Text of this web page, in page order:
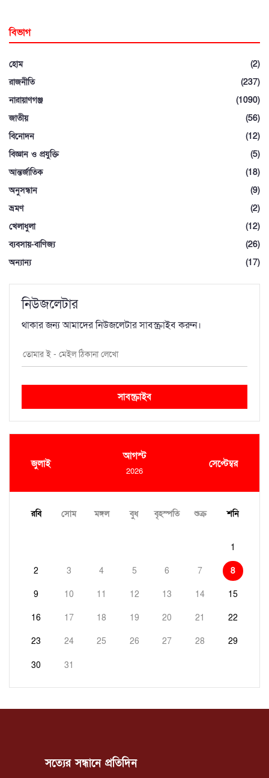
বিভাগ
হোম
(2)
রাজনীতি
(237)
নারায়াণগঞ্জ
(1090)
জাতীয়
(56)
বিনোদন
(12)
বিজ্ঞান ও প্রযুক্তি
(5)
আন্তর্জাতিক
(18)
অনুসন্ধান
(9)
ভ্রমণ
(2)
খেলাধুলা
(12)
ব্যবসায়-বাণিজ্য
(26)
অন্যান্য
(17)
নিউজলেটার
থাকার জন্য আমাদের নিউজলেটার সাবস্ক্রাইব করুন।
সাবস্ক্রাইব
জুলাই
আগস্ট
2026
সেপ্টেম্বর
রবি সোম মঙ্গল বুধ বৃহস্পতি শুক্র শনি
1
2 3 4 5 6 7 8
9 10 11 12 13 14 15
16 17 18 19 20 21 22
23 24 25 26 27 28 29
30 31
সত্যের সন্ধানে প্রতিদিন